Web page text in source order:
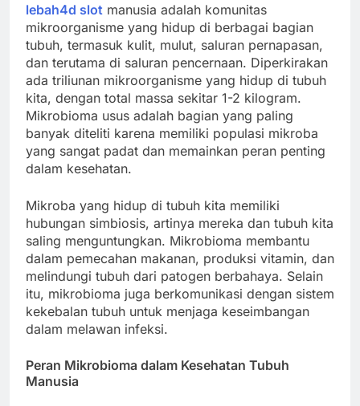
lebah4d slot manusia adalah komunitas
mikroorganisme yang hidup di berbagai bagian
tubuh, termasuk kulit, mulut, saluran pernapasan,
dan terutama di saluran pencernaan. Diperkirakan
ada triliunan mikroorganisme yang hidup di tubuh
kita, dengan total massa sekitar 1-2 kilogram.
Mikrobioma usus adalah bagian yang paling
banyak diteliti karena memiliki populasi mikroba
yang sangat padat dan memainkan peran penting
dalam kesehatan.
Mikroba yang hidup di tubuh kita memiliki
hubungan simbiosis, artinya mereka dan tubuh kita
saling menguntungkan. Mikrobioma membantu
dalam pemecahan makanan, produksi vitamin, dan
melindungi tubuh dari patogen berbahaya. Selain
itu, mikrobioma juga berkomunikasi dengan sistem
kekebalan tubuh untuk menjaga keseimbangan
dalam melawan infeksi.
Peran Mikrobioma dalam Kesehatan Tubuh
Manusia